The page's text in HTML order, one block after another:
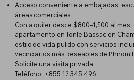
Acceso conveniente a embajadas,
áreas comerciales
Con alquiler desde $800–1,500 al
apartamento en Tonle Bassac en
estilo de vida pulido con servicios
vecindarios más deseables de Phnom
Solicite una visita privada
Teléfono: +855 12 345 496